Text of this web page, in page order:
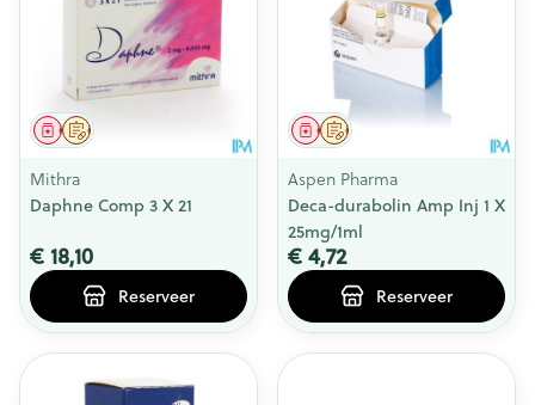
Op voorschrift
Geneesmiddel
Mithra
Daphne Comp 3 X 21
€ 18,10
Reserveer
Op voorschrift
Geneesmiddel
Aspen Pharma
Deca-durabolin Amp Inj 1 X
25mg/1ml
€ 4,72
Reserveer